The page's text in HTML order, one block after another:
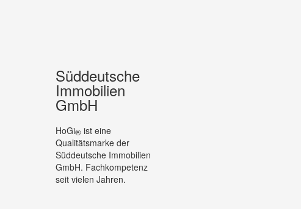
Süddeutsche
Immobilien
GmbH
HoGi® ist eine
Qualitätsmarke der
Süddeutsche Immobilien
GmbH. Fachkompetenz
seit vielen Jahren.